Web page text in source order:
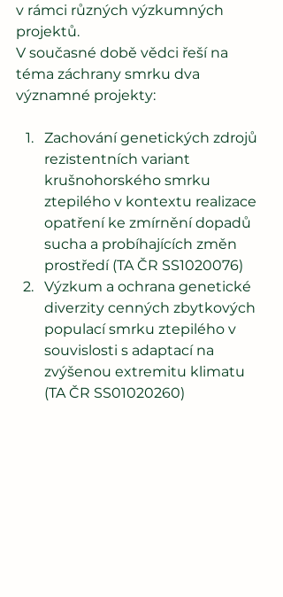
v rámci různých výzkumných
projektů.
V současné době vědci řeší na
téma záchrany smrku dva
významné projekty:
Zachování genetických zdrojů
rezistentních variant
krušnohorského smrku
ztepilého v kontextu realizace
opatření ke zmírnění dopadů
sucha a probíhajících změn
prostředí (TA ČR SS1020076)
Výzkum a ochrana genetické
diverzity cenných zbytkových
populací smrku ztepilého v
souvislosti s adaptací na
zvýšenou extremitu klimatu
(TA ČR SS01020260)